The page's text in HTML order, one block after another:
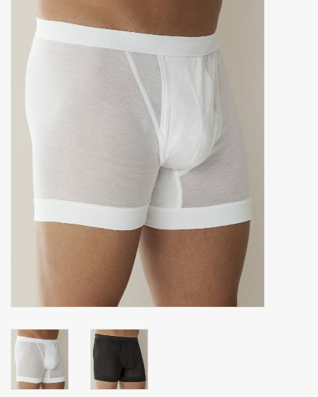
Keukenlinnen
Sokken
Huis en nacht kledij ( HEREN
GESCHENK ARTIKELEN